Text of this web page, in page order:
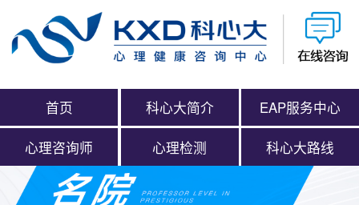
首页 科心大简介 EAP服务中心
心理咨询师 心理检测 科心大路线